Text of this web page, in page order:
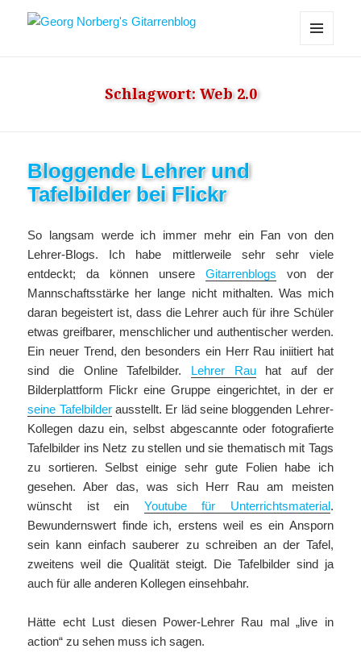
Schlagwort: Web 2.0
Bloggende Lehrer und
Tafelbilder bei Flickr
So langsam werde ich immer mehr ein Fan von den
Lehrer-Blogs. Ich habe mittlerweile sehr sehr viele
entdeckt; da können unsere Gitarrenblogs von der
Mannschaftsstärke her lange nicht mithalten. Was mich
daran begeistert ist, dass die Lehrer auch für ihre Schüler
etwas greifbarer, menschlicher und authentischer werden.
Ein neuer Trend, den besonders ein Herr Rau iniitiert hat
sind die Online Tafelbilder. Lehrer Rauhat auf der
Bilderplattform Flickr eine Gruppe eingerichtet, in der er
seine Tafelbilderausstellt. Er läd seine bloggenden Lehrer-
Kollegen dazu ein, selbst abgescannte oder fotografierte
Tafelbilder ins Netz zu stellen und sie thematisch mit Tags
zu sortieren. Selbst einige sehr gute Folien habe ich
gesehen. Aber das, was sich Herr Rau am meisten
wünscht ist ein Youtube für Unterrichtsmaterial.
Bewundernswert finde ich, erstens weil es ein Ansporn
sein kann einfach sauberer zu schreiben an der Tafel,
zweitens weil die Qualität steigt. Die Tafelbilder sind ja
auch für alle anderen Kollegen einsehbahr.
Hätte echt Lust diesen Power-Lehrer Rau mal „live in
action“ zu sehen muss ich sagen.